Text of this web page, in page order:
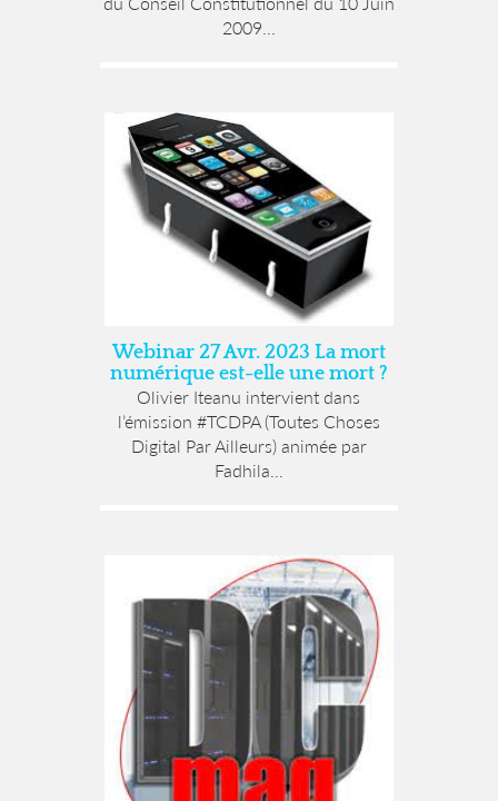
2009...
Webinar 27 Avr. 2023 La mort
numérique est-elle une mort ?
Olivier Iteanu intervient dans
l’émission #TCDPA (Toutes Choses
Digital Par Ailleurs) animée par
Fadhila...